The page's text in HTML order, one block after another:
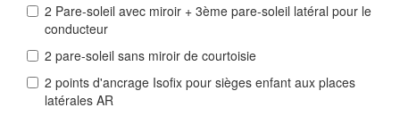
2 Pare-soleil avec miroir + 3ème pare-soleil latéral pour le
conducteur
2 pare-soleil sans miroir de courtoisie
2 points d'ancrage Isofix pour sièges enfant aux places
latérales AR